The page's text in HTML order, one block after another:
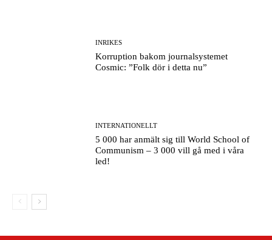
INRIKES
Korruption bakom journalsystemet
Cosmic: ”Folk dör i detta nu”
INTERNATIONELLT
5 000 har anmält sig till World School of
Communism – 3 000 vill gå med i våra
led!